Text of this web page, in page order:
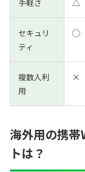
セキュリ
ティ
◯
複数人利
用
×
海外用の携
トは？